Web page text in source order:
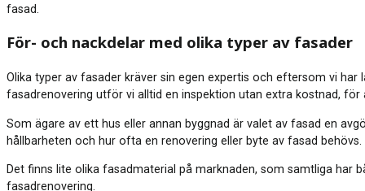
fasad.
För- och nackdelar med olika typer av fasader
Olika typer av fasader kräver sin egen expertis och eftersom vi
fasadrenovering utför vi alltid en inspektion utan extra kostnad,
Som ägare av ett hus eller annan byggnad är valet av fasad en
hållbarheten och hur ofta en renovering eller byte av fasad behövs.
Det finns lite olika fasadmaterial på marknaden, som samtliga
fasadrenovering.